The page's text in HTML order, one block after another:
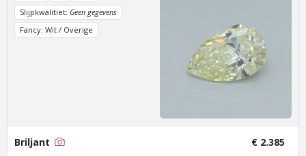
Slijpkwalitiet: Geen gegevens
Fancy: Wit / Overige
Briljant € 2.385